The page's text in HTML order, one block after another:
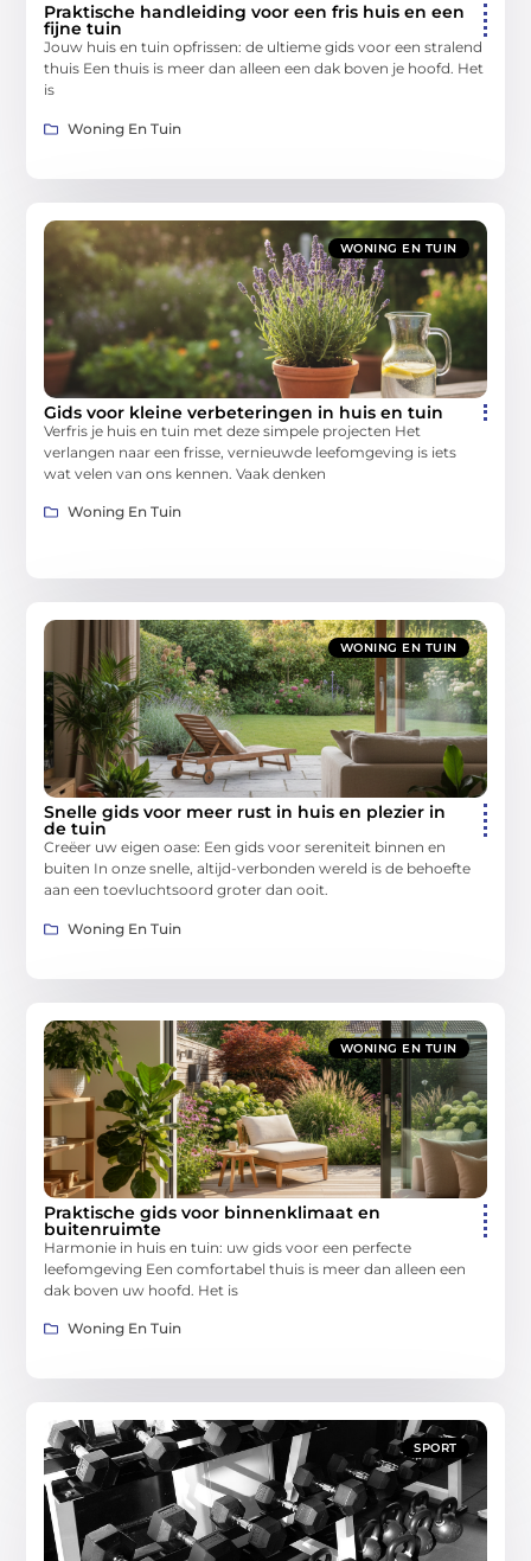
Praktische handleiding voor een fris huis en een
fijne tuin
Jouw huis en tuin opfrissen: de ultieme gids voor een stralend
thuis Een thuis is meer dan alleen een dak boven je hoofd. Het
is
Woning En Tuin
WONING EN TUIN
Gids voor kleine verbeteringen in huis en tuin
Verfris je huis en tuin met deze simpele projecten Het
verlangen naar een frisse, vernieuwde leefomgeving is iets
wat velen van ons kennen. Vaak denken
Woning En Tuin
WONING EN TUIN
Snelle gids voor meer rust in huis en plezier in
de tuin
Creëer uw eigen oase: Een gids voor sereniteit binnen en
buiten In onze snelle, altijd-verbonden wereld is de behoefte
aan een toevluchtsoord groter dan ooit.
Woning En Tuin
WONING EN TUIN
Praktische gids voor binnenklimaat en
buitenruimte
Harmonie in huis en tuin: uw gids voor een perfecte
leefomgeving Een comfortabel thuis is meer dan alleen een
dak boven uw hoofd. Het is
Woning En Tuin
SPORT